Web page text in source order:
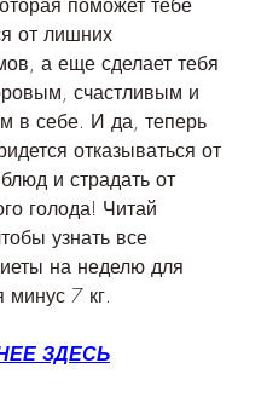
от лишних
а еще сделает тебя
счастливым и
в себе. И да, теперь
отказываться от
и страдать от
голода! Читай
узнать все
на неделю для
минус 7 кг.
ЗДЕСЬ